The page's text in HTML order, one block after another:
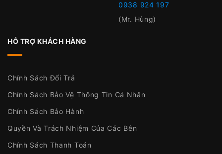
0938 924 197
(Mr. Hùng)
HỖ TRỢ KHÁCH HÀNG
Chính Sách Đổi Trả
Chính Sách Bảo Vệ Thông Tin Cá Nhân
Chính Sách Bảo Hành
Quyền Và Trách Nhiệm Của Các Bên
Chính Sách Thanh Toán